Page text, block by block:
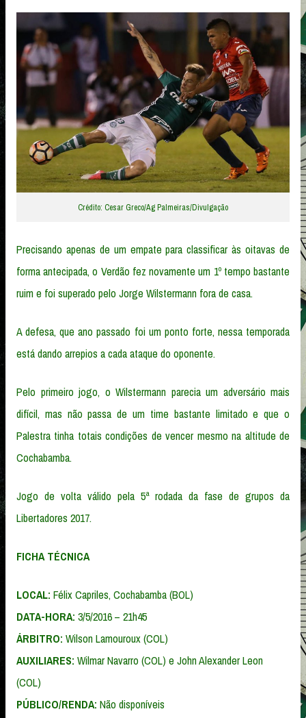
Crédito: Cesar Greco/Ag Palmeiras/Divulgação
Precisando apenas de um empate para classificar às oitavas de
forma antecipada, o Verdão fez novamente um 1º tempo bastante
ruim e foi superado pelo Jorge Wilstermann fora de casa.
A defesa, que ano passado foi um ponto forte, nessa temporada
está dando arrepios a cada ataque do oponente.
Pelo primeiro jogo, o Wilstermann parecia um adversário mais
difícil, mas não passa de um time bastante limitado e que o
Palestra tinha totais condições de vencer mesmo na altitude de
Cochabamba.
Jogo de volta válido pela 5ª rodada da fase de grupos da
Libertadores 2017.
FICHA TÉCNICA
LOCAL: Félix Capriles, Cochabamba (BOL)
DATA-HORA: 3/5/2016 – 21h45
ÁRBITRO: Wilson Lamouroux (COL)
AUXILIARES: Wilmar Navarro (COL) e John Alexander Leon
(COL)
PÚBLICO/RENDA: Não disponíveis